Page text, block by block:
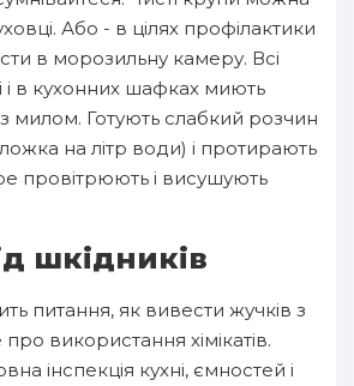
Або - в цілях профілактики
в морозильну камеру. Всі
і в кухонних шафках миють
Готують слабкий розчин
на літр води) і протирають
провітрюють і висушують
шкідників
питання, як вивести жучків з
використання хімікатів.
інспекція кухні, ємностей і